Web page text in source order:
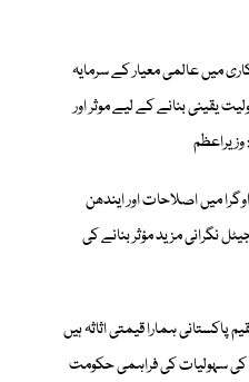
میں عالمی معیار کے سرمایہ
یقینی بنانے کے لیے موثر اور
میں اصلاحات اور ایندھن
نگرانی مزید مؤثر بنانے کی
پاکستانی ہمارا قیمتی اثاثہ ہیں
کی سہولیات کی فراہمی حکومت